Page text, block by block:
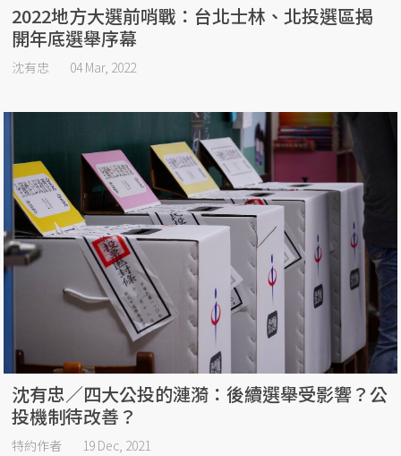
2022地方大選前哨戰：台北士林、北投選區揭
開年底選舉序幕
沈有忠 04 Mar, 2022
沈有忠／四大公投的漣漪：後續選舉受影響？公
投機制待改善？
特約作者 19 Dec, 2021